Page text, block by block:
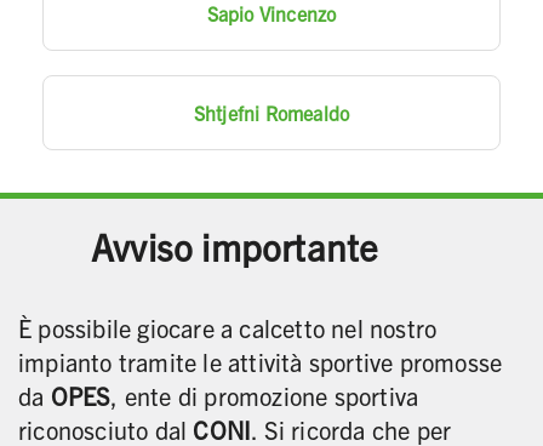
Sapio Vincenzo
Shtjefni Romealdo
Avviso importante
È possibile giocare a calcetto nel nostro
impianto tramite le attività sportive promosse
da OPES, ente di promozione sportiva
riconosciuto dal CONI. Si ricorda che per